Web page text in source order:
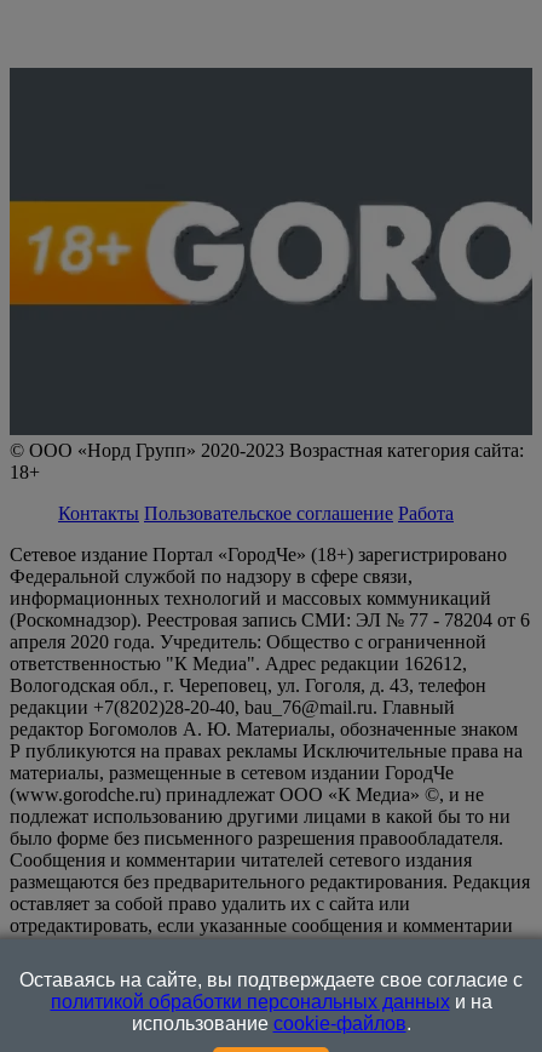
© ООО «Норд Групп» 2020-2023 Возрастная категория сайта:
18+
Контакты Пользовательское соглашение Работа
Сетевое издание Портал «ГородЧе» (18+) зарегистрировано
Федеральной службой по надзору в сфере связи,
информационных технологий и массовых коммуникаций
(Роскомнадзор). Реестровая запись СМИ: ЭЛ № 77 - 78204 от 6
апреля 2020 года. Учредитель: Общество с ограниченной
ответственностью "К Медиа". Адрес редакции 162612,
Вологодская обл., г. Череповец, ул. Гоголя, д. 43, телефон
редакции +7(8202)28-20-40, bau_76@mail.ru. Главный
редактор Богомолов А. Ю. Материалы, обозначенные знаком
Р публикуются на правах рекламы Исключительные права на
материалы, размещенные в сетевом издании ГородЧе
(www.gorodche.ru) принадлежат ООО «К Медиа» ©, и не
подлежат использованию другими лицами в какой бы то ни
было форме без письменного разрешения правообладателя.
Сообщения и комментарии читателей сетевого издания
размещаются без предварительного редактирования. Редакция
оставляет за собой право удалить их с сайта или
отредактировать, если указанные сообщения и комментарии
или нарушением иных требований закона.
информационном ресурсе применяются рекомендательные
технологии (информационные технологии предоставления
информации на основе сбора, систематизации и анализа
Оставаясь на сайте, вы подтверждаете свое согласие с
политикой обработки персональных данныхи на
использование cookie-файлов.